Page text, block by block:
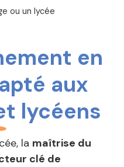
ou un lycée
en
aux
lycéens
la maîtrise du
clé de